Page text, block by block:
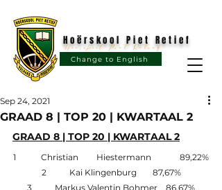
Change to English
Hoërskool Piet Retief
Hoërskool Piet Retief
GRAAD 8 | TOP 20 | KWARTAAL 2
Sep 24, 2021
GRAAD 8 | TOP 20 | KWARTAAL 2
1	Christian	Hiestermann	89,22%
2	Kai Klingenburg	87,67%
3	Markus Valentin Bohmer	86,67%